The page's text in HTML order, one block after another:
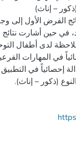
الفرض الأول إلى
في حين أشارت نتائج
لدى أطفال
في المهارات
إحصائياً في التطبيق
(ذكور – إناث).